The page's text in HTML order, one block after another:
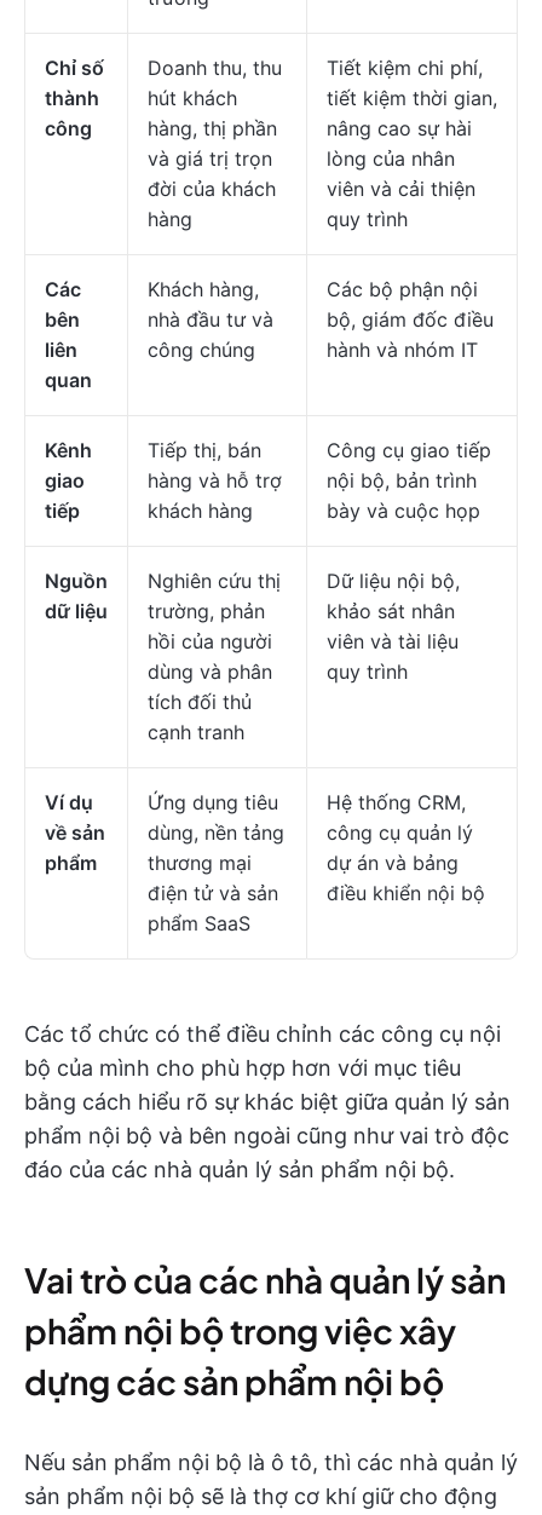
Chỉ số
thành
công
Doanh thu, thu
hút khách
hàng, thị phần
và giá trị trọn
đời của khách
hàng
Tiết kiệm chi phí,
tiết kiệm thời gian,
nâng cao sự hài
lòng của nhân
viên và cải thiện
quy trình
Các
bên
liên
quan
Khách hàng,
nhà đầu tư và
công chúng
Các bộ phận nội
bộ, giám đốc điều
hành và nhóm IT
Kênh
giao
tiếp
Tiếp thị, bán
hàng và hỗ trợ
khách hàng
Công cụ giao tiếp
nội bộ, bản trình
bày và cuộc họp
Nguồn
dữ liệu
Nghiên cứu thị
trường, phản
hồi của người
dùng và phân
tích đối thủ
cạnh tranh
Dữ liệu nội bộ,
khảo sát nhân
viên và tài liệu
quy trình
Ví dụ
về sản
phẩm
Ứng dụng tiêu
dùng, nền tảng
thương mại
điện tử và sản
phẩm SaaS
Hệ thống CRM,
công cụ quản lý
dự án và bảng
điều khiển nội bộ
Các tổ chức có thể điều chỉnh các công cụ nội
bộ của mình cho phù hợp hơn với mục tiêu
bằng cách hiểu rõ sự khác biệt giữa quản lý sản
phẩm nội bộ và bên ngoài cũng như vai trò độc
đáo của các nhà quản lý sản phẩm nội bộ.
Vai trò của các nhà quản lý sản
phẩm nội bộ trong việc xây
dựng các sản phẩm nội bộ
Nếu sản phẩm nội bộ là ô tô, thì các nhà quản lý
sản phẩm nội bộ sẽ là thợ cơ khí giữ cho động